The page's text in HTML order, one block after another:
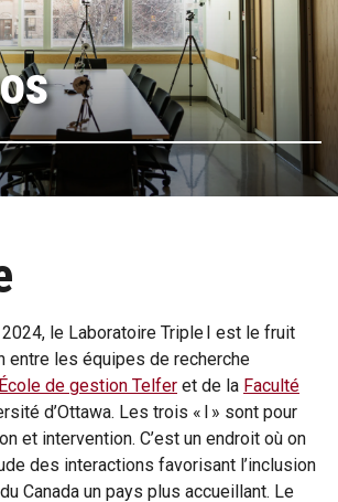
le Laboratoire Triple I est le fruit
entre les équipes de recherche
École de gestion Telfer et de la Faculté
d’Ottawa. Les trois « I » sont pour
et intervention. C’est un endroit où on
des interactions favorisant l’inclusion
Canada un pays plus accueillant. Le